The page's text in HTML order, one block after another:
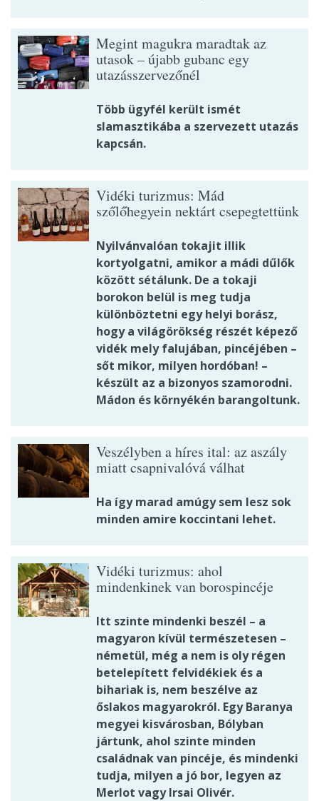
Megint magukra maradtak az
utasok – újabb gubanc egy
utazásszervezőnél
Több ügyfél került ismét
slamasztikába a szervezett utazás
kapcsán.
Vidéki turizmus: Mád
szőlőhegyein nektárt csepegtettünk
Nyilvánvalóan tokajit illik
kortyolgatni, amikor a mádi dűlők
között sétálunk. De a tokaji
borokon belül is meg tudja
különböztetni egy helyi borász,
hogy a világörökség részét képező
vidék mely falujában, pincéjében –
sőt mikor, milyen hordóban! –
készült az a bizonyos szamorodni.
Mádon és környékén barangoltunk.
Veszélyben a híres ital: az aszály
miatt csapnivalóvá válhat
Ha így marad amúgy sem lesz sok
minden amire koccintani lehet.
Vidéki turizmus: ahol
mindenkinek van borospincéje
Itt szinte mindenki beszél – a
magyaron kívül természetesen –
németül, még a nem is oly régen
betelepített felvidékiek és a
bihariak is, nem beszélve az
őslakos magyarokról. Egy Baranya
megyei kisvárosban, Bólyban
jártunk, ahol szinte minden
családnak van pincéje, és mindenki
tudja, milyen a jó bor, legyen az
Merlot vagy Irsai Olivér.